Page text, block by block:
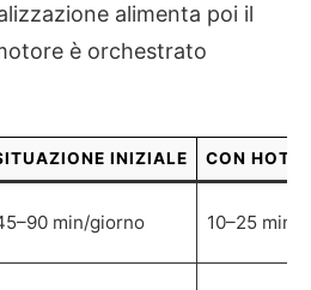
alimenta poi il
è orchestrato
INIZIALE CON
min/giorno 10–25 min/